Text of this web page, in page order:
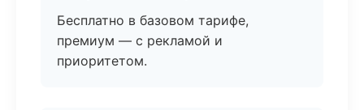
Бесплатно в базовом тарифе,
премиум — с рекламой и
приоритетом.